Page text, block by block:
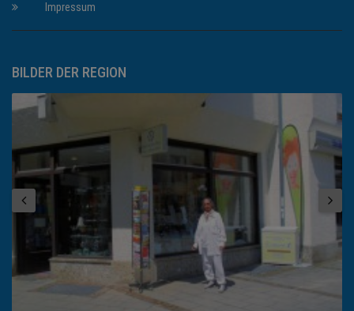
Impressum
BILDER DER REGION